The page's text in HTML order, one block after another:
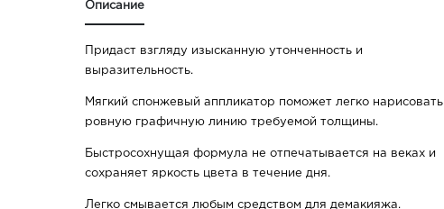
Описание
Придаст взгляду изысканную утонченность и
выразительность.
Мягкий спонжевый аппликатор поможет легко нарисовать
ровную графичную линию требуемой толщины.
Быстросохнущая формула не отпечатывается на веках и
сохраняет яркость цвета в течение дня.
Легко смывается любым средством для демакияжа.